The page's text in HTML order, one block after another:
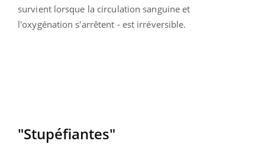
survient lorsque la circulation sanguine et
l'oxygénation s'arrêtent - est irréversible.
"Stupéfiantes"